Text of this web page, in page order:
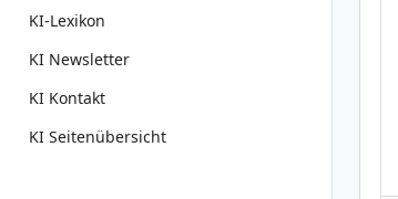
KI-Lexikon
KI Newsletter
KI Kontakt
KI Seitenübersicht